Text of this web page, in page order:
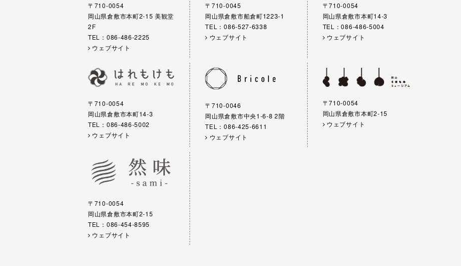
〒710-0054
岡山県倉敷市本町2-15 美観堂
2F
TEL：086-486-2225
ウェブサイト
〒710-0045
岡山県倉敷市船倉町1223-1
TEL：086-527-6338
ウェブサイト
〒710-0054
岡山県倉敷市本町14-3
TEL：086-486-5004
ウェブサイト
〒710-0054
岡山県倉敷市本町14-3
TEL：086-486-5002
ウェブサイト
〒710-0046
岡山県倉敷市中央1-6-8 2階
TEL：086-425-6611
ウェブサイト
〒710-0054
岡山県倉敷市本町2-15
ウェブサイト
〒710-0054
岡山県倉敷市本町2-15
TEL：086-454-8595
ウェブサイト